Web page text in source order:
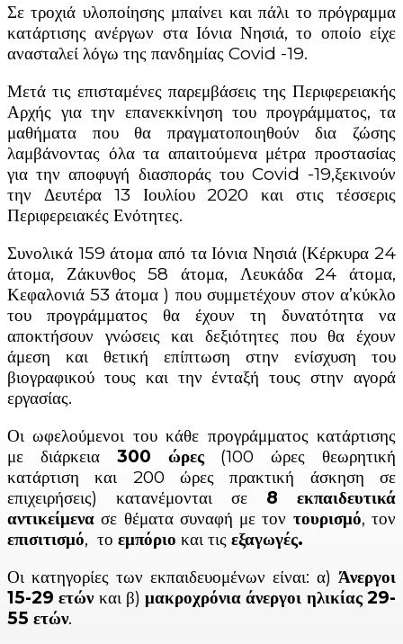
Σε τροχιά υλοποίησης μπαίνει και πάλι το πρόγραμμα
κατάρτισης ανέργων στα Ιόνια Νησιά, το οποίο είχε
ανασταλεί λόγω της πανδημίας Covid -19.
Μετά τις επισταμένες παρεμβάσεις της Περιφερειακής
Αρχής για την επανεκκίνηση του προγράμματος, τα
μαθήματα που θα πραγματοποιηθούν δια ζώσης
λαμβάνοντας όλα τα απαιτούμενα μέτρα προστασίας
για την αποφυγή διασποράς του Covid -19,ξεκινούν
την Δευτέρα 13 Ιουλίου 2020 και στις τέσσερις
Περιφερειακές Ενότητες.
Συνολικά 159 άτομα από τα Ιόνια Νησιά (Κέρκυρα 24
άτομα, Ζάκυνθος 58 άτομα, Λευκάδα 24 άτομα,
Κεφαλονιά 53 άτομα ) που συμμετέχουν στον α’κύκλο
του προγράμματος θα έχουν τη δυνατότητα να
αποκτήσουν γνώσεις και δεξιότητες που θα έχουν
άμεση και θετική επίπτωση στην ενίσχυση του
βιογραφικού τους και την ένταξή τους στην αγορά
εργασίας.
Οι ωφελούμενοι του κάθε προγράμματος κατάρτισης
με διάρκεια 300 ώρες(100 ώρες θεωρητική
κατάρτιση και 200 ώρες πρακτική άσκηση σε
επιχειρήσεις) κατανέμονται σε 8 εκπαιδευτικά
αντικείμενα σε θέματα συναφή με τον τουρισμό, τον
επισιτισμό, το εμπόριο και τις εξαγωγές.
Οι κατηγορίες των εκπαιδευομένων είναι: α) Άνεργοι
15-29 ετώνκαι β)μακροχρόνια άνεργοι ηλικίας 29-
55 ετών.